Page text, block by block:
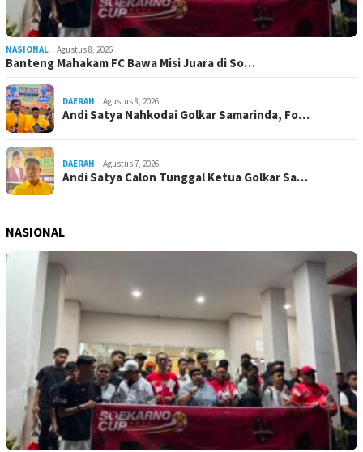
NASIONAL Agustus 8, 2026
Banteng Mahakam FC Bawa Misi Juara di So…
DAERAH Agustus 8, 2026
Andi Satya Nahkodai Golkar Samarinda, Fo…
DAERAH Agustus 7, 2026
Andi Satya Calon Tunggal Ketua Golkar Sa…
NASIONAL